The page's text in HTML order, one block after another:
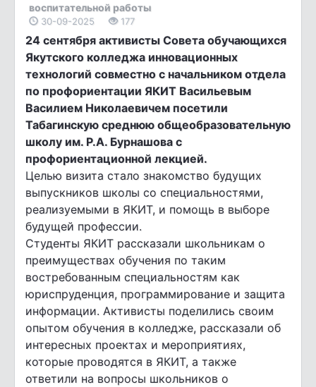
воспитательной работы
30-09-2025 177
24 сентября активисты Совета обучающихся
Якутского колледжа инновационных
технологий совместно с начальником отдела
по профориентации ЯКИТ Васильевым
Василием Николаевичем посетили
Табагинскую среднюю общеобразовательную
школу им. Р.А. Бурнашова с
профориентационной лекцией.
Целью визита стало знакомство будущих
выпускников школы со специальностями,
реализуемыми в ЯКИТ, и помощь в выборе
будущей профессии.
Студенты ЯКИТ рассказали школьникам о
преимуществах обучения по таким
востребованным специальностям как
юриспруденция, программирование и защита
информации. Активисты поделились своим
опытом обучения в колледже, рассказали об
интересных проектах и мероприятиях,
которые проводятся в ЯКИТ, а также
ответили на вопросы школьников о